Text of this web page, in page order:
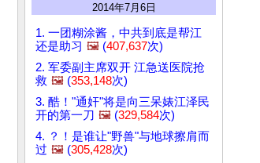
2014年7月6日
1. 一团糊涂酱，中共到底是帮江
还是助习 🖼️ (407,637次)
2. 军委副主席双开 江急送医院抢
救 🖼️ (353,148次)
3. 酷！"通奸"将是向三呆婊江泽民
开的第一刀 🖼️ (329,584次)
4. ？！是谁让"野兽"与地球擦肩而
过 🖼️ (305,428次)